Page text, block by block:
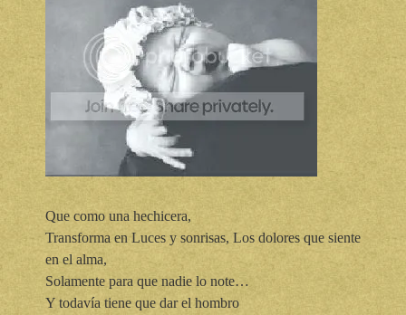
Que como una hechicera,
Transforma en Luces y sonrisas, Los dolores que siente
en el alma,
Solamente para que nadie lo note…
Y todavía tiene que dar el hombro